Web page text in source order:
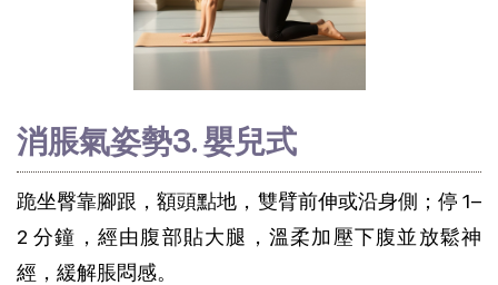
消脹氣姿勢3. 嬰兒式
跪坐臀靠腳跟，額頭點地，雙臂前伸或沿身側；停 1–
2 分鐘，經由腹部貼大腿，溫柔加壓下腹並放鬆神
經，緩解脹悶感。